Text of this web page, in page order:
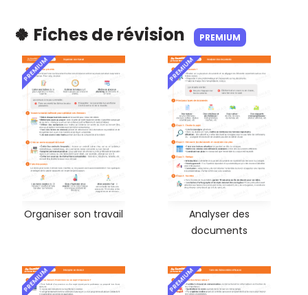
🍀 Fiches de révision PREMIUM
PREMIUM
Organiser son travail
PREMIUM
Analyser des
documents
PREMIUM PREMIUM